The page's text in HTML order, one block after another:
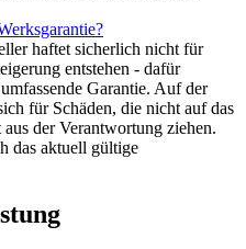
haftet sicherlich nicht für
entstehen - dafür
Garantie. Auf der
für Schäden, die nicht auf das
der Verantwortung ziehen.
das aktuell gültige